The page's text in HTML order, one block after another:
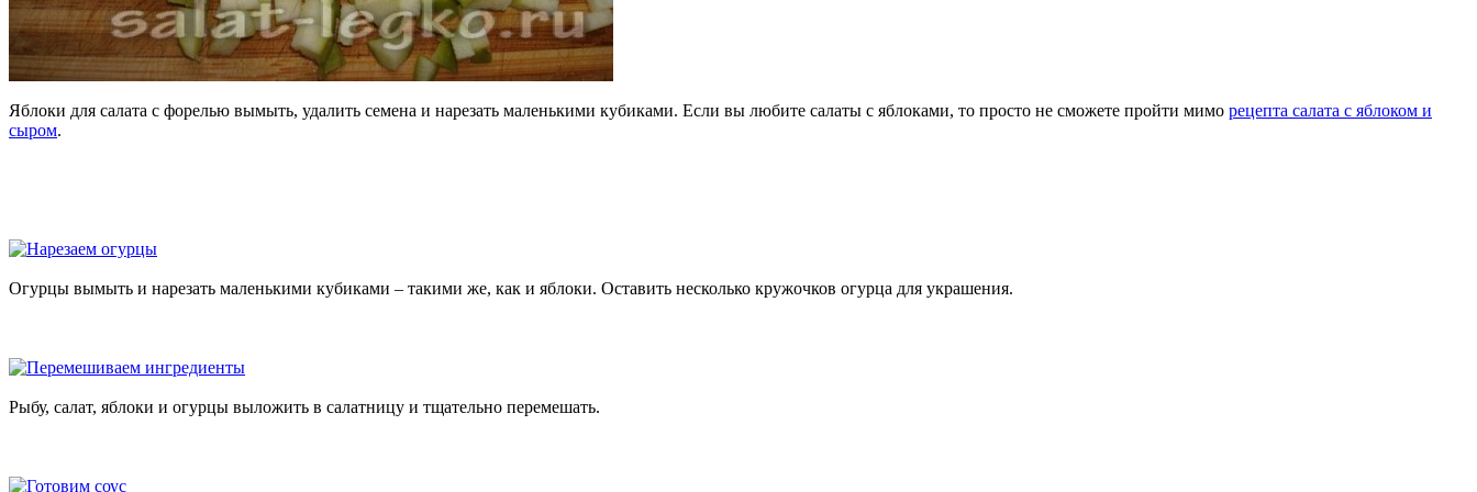
Яблоки для салата с форелью вымыть, удалить семена и нарезать маленькими кубиками. Если вы любите салаты с яблоками, то просто не сможете пройти мимо рецепта салата с яблоком и
сыром.
Огурцы вымыть и нарезать маленькими кубиками – такими же, как и яблоки. Оставить несколько кружочков огурца для украшения.
Рыбу, салат, яблоки и огурцы выложить в салатницу и тщательно перемешать.